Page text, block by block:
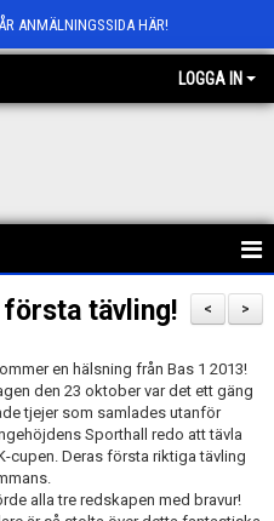
ANMÄLNINGSSIDA HÄR!
LOGGA IN
>
<
första tävling!
en hälsning från Bas 1 2013!
den 23 oktober var det ett gäng
tjejer som samlades utanför
Sporthall redo att tävla
cupen. Deras första riktiga tävling
alla tre redskapen med bravur!